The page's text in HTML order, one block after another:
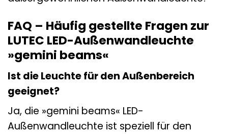
FAQ – Häufig gestellte Fragen zur
LUTEC LED-Außenwandleuchte
»gemini beams«
Ist die Leuchte für den Außenbereich
geeignet?
Ja, die »gemini beams« LED-
Außenwandleuchte ist speziell für den